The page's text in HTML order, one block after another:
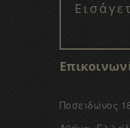
Ποσειδώνος